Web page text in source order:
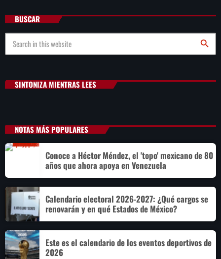
BUSCAR
search
SINTONIZA MIENTRAS LEES
NOTAS MÁS POPULARES
Conoce a Héctor Méndez, el 'topo' mexicano de 80
años que ahora apoya en Venezuela
Calendario electoral 2026-2027: ¿Qué cargos se
renovarán y en qué Estados de México?
Este es el calendario de los eventos deportivos de
2026